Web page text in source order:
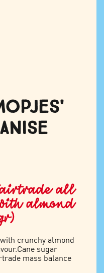
all
almond
crunchy almond
sugar
mass balance